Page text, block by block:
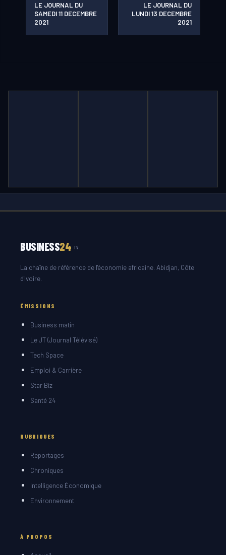
LE JOURNAL DU
SAMEDI 11 DECEMBRE
2021
LE JOURNAL DU
LUNDI 13 DECEMBRE
2021
BUSINESS24 TV
La chaîne de référence de l'économie africaine. Abidjan, Côte
d'Ivoire.
ÉMISSIONS
Business matin
Le JT (Journal Télévisé)
Tech Space
Emploi & Carrière
Star Biz
Santé 24
RUBRIQUES
Reportages
Chroniques
Intelligence Économique
Environnement
À PROPOS